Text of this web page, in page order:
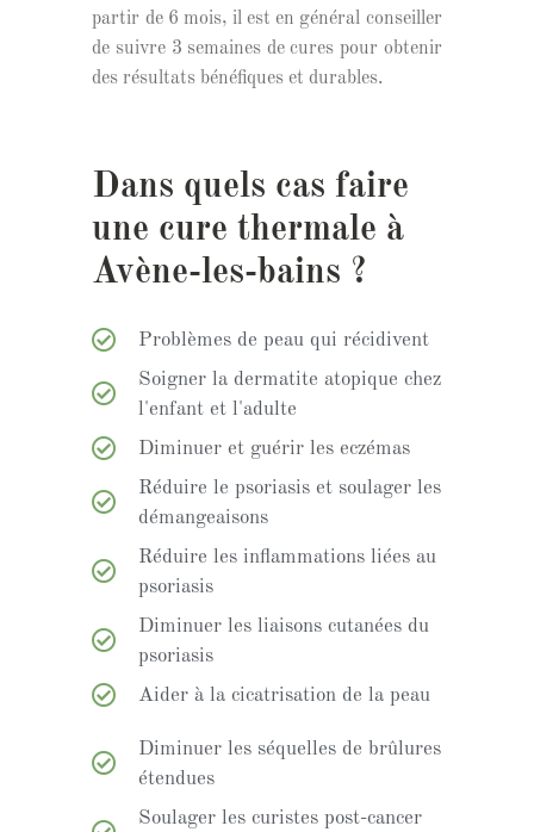
partir de 6 mois, il est en général conseiller
de suivre 3 semaines de cures pour obtenir
des résultats bénéfiques et durables.
Dans quels cas faire
une cure thermale à
Avène-les-bains ?
Problèmes de peau qui récidivent
Soigner la dermatite atopique chez
l'enfant et l'adulte
Diminuer et guérir les eczémas
Réduire le psoriasis et soulager les
démangeaisons
Réduire les inflammations liées au
psoriasis
Diminuer les liaisons cutanées du
psoriasis
Aider à la cicatrisation de la peau
Diminuer les séquelles de brûlures
étendues
Soulager les curistes post-cancer